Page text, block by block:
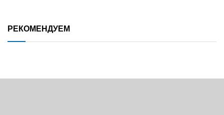
РЕКОМЕНДУЕМ